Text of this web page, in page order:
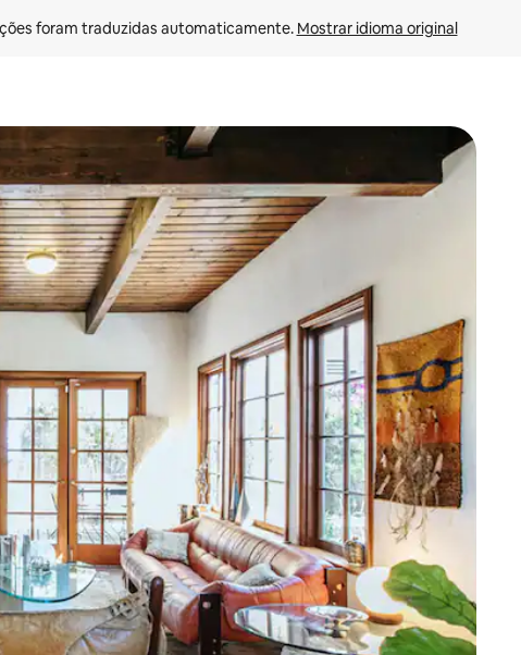
foram traduzidas automaticamente. Mostrar idioma original
seta para cima e para baixo do teclado ou tocando e deslizando o